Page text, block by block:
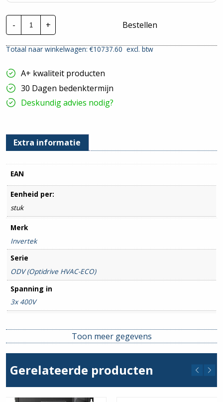
-
Invertek
Frequentieregelaar
|
3-
3F1N-
MN
|
P=160kw
hoeveelheid
+ Bestellen
Totaal naar winkelwagen: €10737.60excl. btw
A+ kwaliteit producten
30 Dagen bedenktermijn
Deskundig advies nodig?
Extra informatie
EAN
Eenheid per:
stuk
Merk
Invertek
Serie
ODV (Optidrive HVAC-ECO)
Spanning in
3x 400V
3x 400V
Toon meer gegevens
Gerelateerde producten